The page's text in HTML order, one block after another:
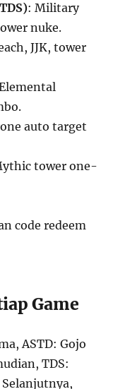
: Military
nuke.
JJK, tower
auto target
tower one-
code redeem
Game
ASTD: Gojo
TDS: